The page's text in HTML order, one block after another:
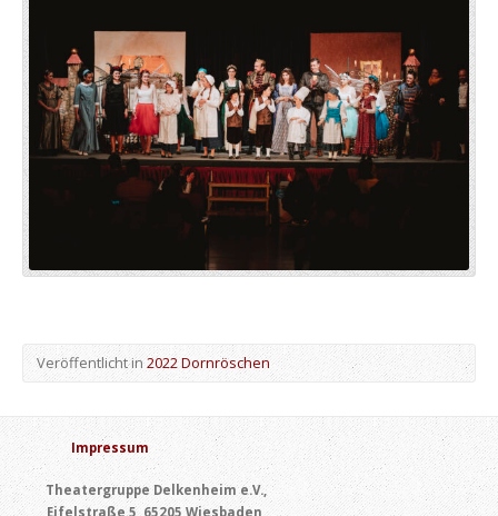
Veröffentlicht in2022 Dornröschen
Impressum
Theatergruppe Delkenheim e.V.,
Eifelstraße 5, 65205 Wiesbaden,